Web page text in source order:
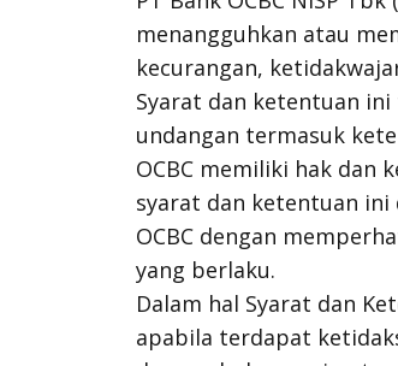
menangguhkan atau
kecurangan,
Syarat dan ketentuan
undangan termasuk
OCBC memiliki hak dan
syarat dan ketentuan
OCBC dengan
yang berlaku.
Dalam hal Syarat dan
apabila terdapat